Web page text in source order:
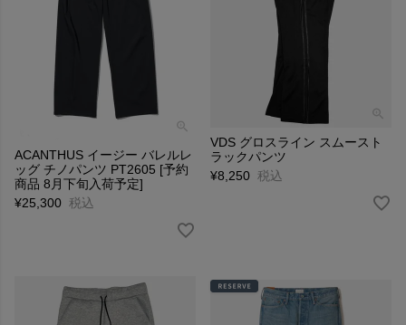
ACANTHUS イージー バレルレ
ッグ チノパンツ PT2605 [予約
商品 8月下旬入荷予定]
¥25,300 税込
VDS グロスライン スムースト
ラックパンツ
¥8,250 税込